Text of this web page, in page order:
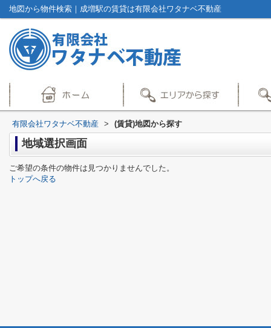
地図から物件検索｜成増駅の賃貸は有限会社ワタナベ不動産
有限会社ワタナベ不動産 > (賃貸)地図から探す
地域選択画面
ご希望の条件の物件は見つかりませんでした。
トップへ戻る